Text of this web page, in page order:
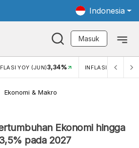
Indonesia
Masuk
YOY (JUN)3,34% INFLASI MOM
Ekonomi & Makro
Ekonomi hingga
pada 2027